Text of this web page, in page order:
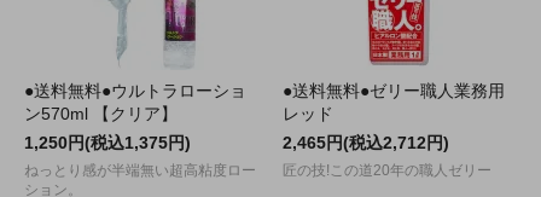
●送料無料●ウルトラローショ
ン570ml 【クリア】
1,250円(税込1,375円)
ねっとり感が半端無い超高粘度ロー
ション。
●送料無料●ゼリー職人業務用
レッド
2,465円(税込2,712円)
匠の技!この道20年の職人ゼリー